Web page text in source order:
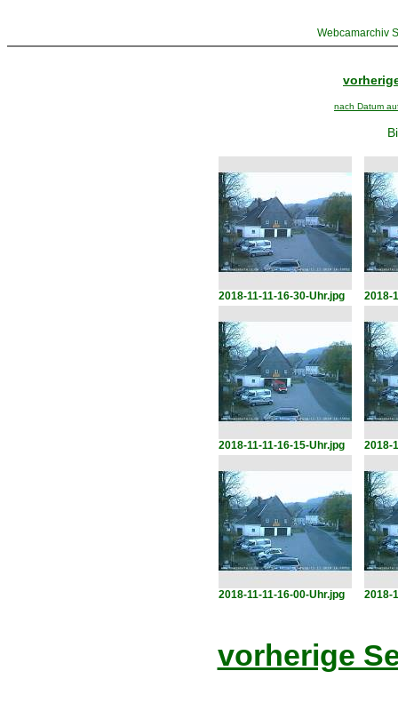
Webcamarchiv
nach Datum
2018-11-11-16-30-Uhr.jpg 2018-
2018-11-11-16-15-Uhr.jpg 2018-
2018-11-11-16-00-Uhr.jpg 2018-
vorherige